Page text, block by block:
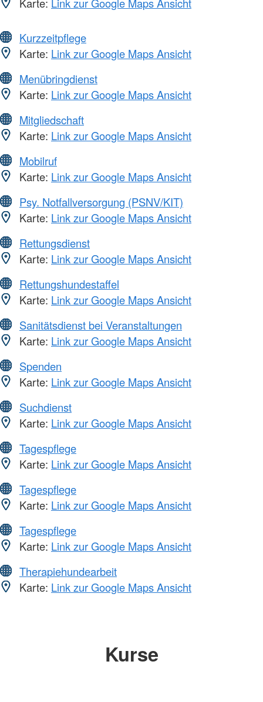
Kurzzeitpflege
Karte: Link zur Google Maps Ansicht
Menübringdienst
Karte: Link zur Google Maps Ansicht
Mitgliedschaft
Karte: Link zur Google Maps Ansicht
Mobilruf
Karte: Link zur Google Maps Ansicht
Psy. Notfallversorgung (PSNV/KIT)
Karte: Link zur Google Maps Ansicht
Rettungsdienst
Karte: Link zur Google Maps Ansicht
Rettungshundestaffel
Karte: Link zur Google Maps Ansicht
Sanitätsdienst bei Veranstaltungen
Karte: Link zur Google Maps Ansicht
Spenden
Karte: Link zur Google Maps Ansicht
Suchdienst
Karte: Link zur Google Maps Ansicht
Tagespflege
Karte: Link zur Google Maps Ansicht
Tagespflege
Karte: Link zur Google Maps Ansicht
Tagespflege
Karte: Link zur Google Maps Ansicht
Therapiehundearbeit
Karte: Link zur Google Maps Ansicht
Kurse